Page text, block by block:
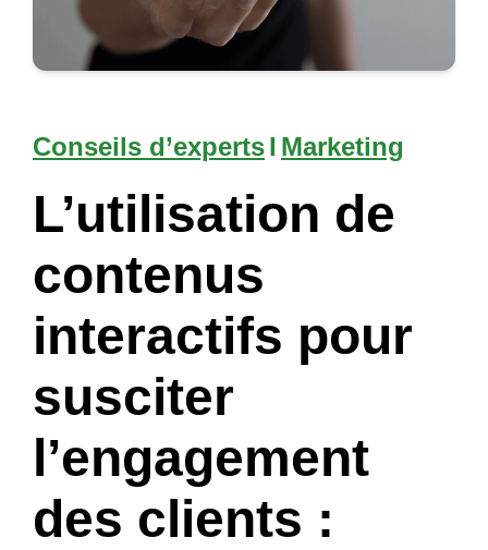
Conseils d’expertsI Marketing
L’utilisation de
contenus
interactifs pour
susciter
l’engagement
des clients :